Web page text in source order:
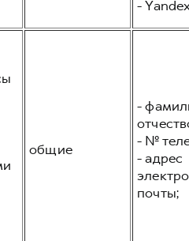
-
общие
-
- №
- адрес
почты;